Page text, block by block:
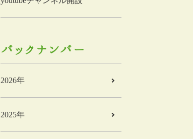
バックナンバー
2026年
2025年